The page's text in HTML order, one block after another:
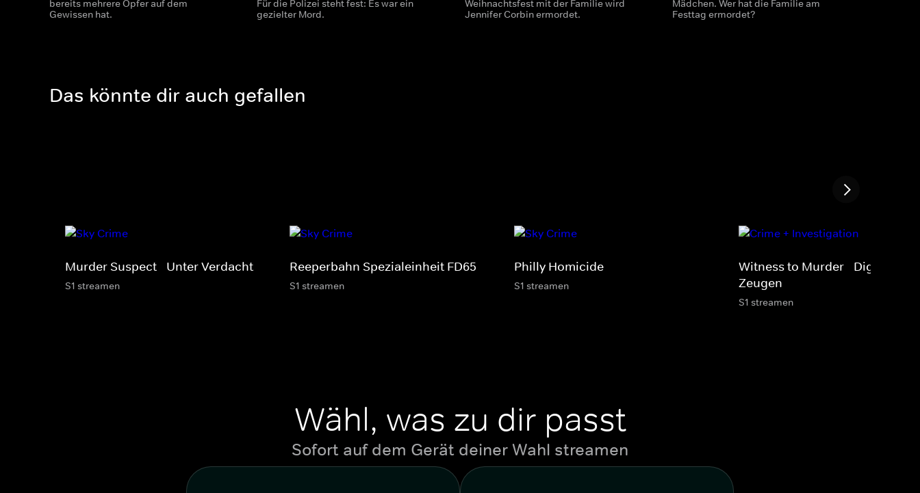
bereits mehrere Opfer auf dem
Gewissen hat.
Für die Polizei steht fest: Es war ein
gezielter Mord.
Weihnachtsfest mit der Familie wird
Jennifer Corbin ermordet.
Mädchen. Wer hat die Familie am
Festtag ermordet?
Das könnte dir auch gefallen
Murder Suspect - Unter Verdacht
S1 streamen
Reeperbahn Spezialeinheit FD65
S1 streamen
Philly Homicide
S1 streamen
Witness to Murder - Digitale
Zeugen
S1 streamen
Wähl, was zu dir passt
Sofort auf dem Gerät deiner Wahl streamen